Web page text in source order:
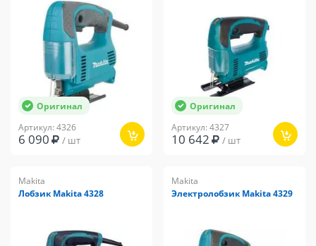
Оригинал
Артикул: 4326
6 090 / шт
Оригинал
Артикул: 4327
10 642 / шт
Makita
Лобзик Makita 4328
Makita
Электролобзик Makita 4329